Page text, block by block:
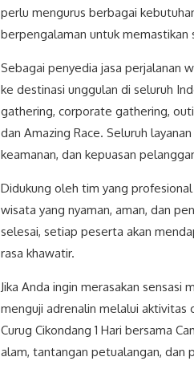
perlu mengurus berbagai
berpengalaman untuk
Sebagai penyedia jasa perjalanan
ke destinasi unggulan di seluruh
gathering, corporate gathering,
dan Amazing Race. Seluruh
keamanan, dan kepuasan
Didukung oleh tim yang
wisata yang nyaman, aman, dan
selesai, setiap peserta akan
rasa khawatir.
Jika Anda ingin merasakan sensasi
menguji adrenalin melalui aktivitas
Curug Cikondang 1 Hari bersama
alam, tantangan petualangan, dan